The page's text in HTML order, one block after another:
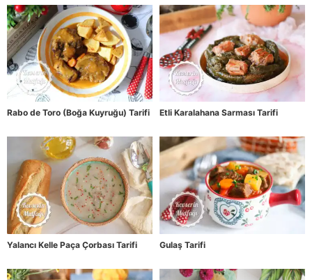
Rabo de Toro (Boğa Kuyruğu) Tarifi Etli Karalahana Sarması Tarifi
Yalancı Kelle Paça Çorbası Tarifi Gulaş Tarifi